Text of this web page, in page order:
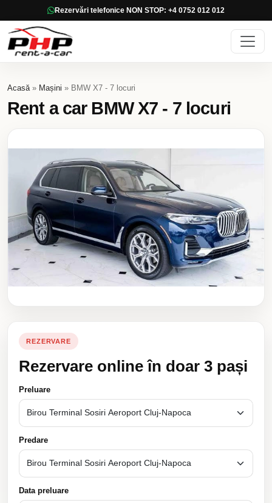
Rezervări telefonice NON STOP: +4 0752 012 012
Acasă» Mașini » BMW X7 - 7 locuri
Rent a car BMW X7 - 7 locuri
REZERVARE
Rezervare online în doar 3 pași
Preluare
Predare
Data preluare